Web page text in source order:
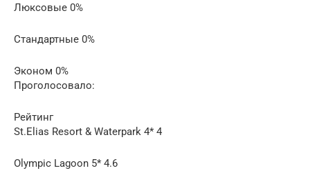
Люксовые 0%
Стандартные 0%
Эконом 0%
Проголосовало:
Рейтинг
St.Elias Resort & Waterpark 4* 4
Olympic Lagoon 5* 4.6